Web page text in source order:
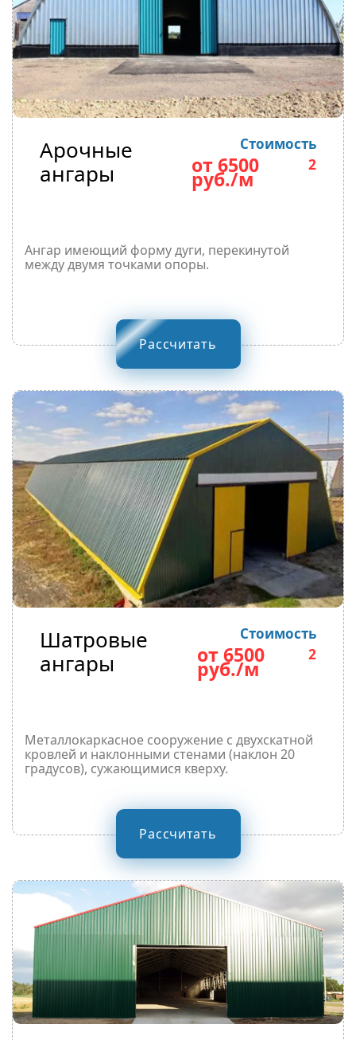
Арочные
ангары
Стоимость
от 6500
руб./м
2
Ангар имеющий форму дуги, перекинутой
между двумя точками опоры.
Рассчитать
Шатровые
ангары
Стоимость
от 6500
руб./м
2
Металлокаркасное сооружение с двухскатной
кровлей и наклонными стенами (наклон 20
градусов), сужающимися кверху.
Рассчитать